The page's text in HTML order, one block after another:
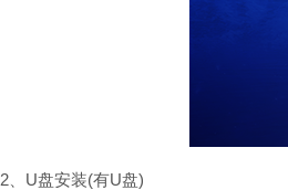
2、U盘安装(有U盘)